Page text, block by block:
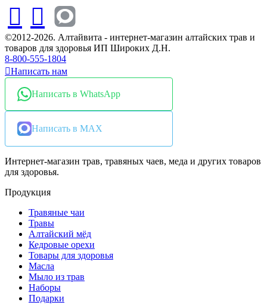
©2012-2026. Алтайвита - интернет-магазин алтайских трав и
товаров для здоровья ИП Широких Д.Н.
8-800-555-1804
Написать нам
Написать в WhatsApp
Написать в MAX
Интернет-магазин трав, травяных чаев, меда и других товаров
для здоровья.
Продукция
Травяные чаи
Травы
Алтайский мёд
Кедровые орехи
Товары для здоровья
Масла
Мыло из трав
Наборы
Подарки